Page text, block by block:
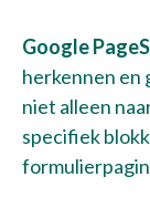
Google
herkennen
niet alleen
specifiek